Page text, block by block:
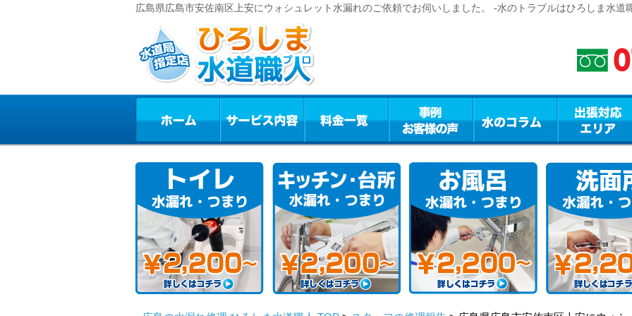
広島県広島市安佐南区上安にウォシュレット水漏れのご依頼でお伺いしました。 -水のトラブルはひろしま水道